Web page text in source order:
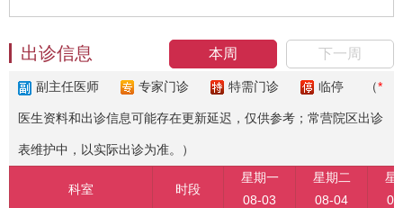
本周 下一周
出诊信息
副主任医师 专家门诊 特需门诊 临停 （*
医生资料和出诊信息可能存在更新延迟，仅供参考；常营院区出诊
表维护中，以实际出诊为准。）
科室 时段
星期一
08-03
星期二
08-04
星